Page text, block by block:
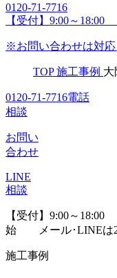
0120-71-7716
【受付】9:00～
※お問い合わせは対
TOP 施工事例
0120-71-7716電話
相談
お問い
合わせ
LINE
相談
【受付】9:00～
始 メール･LINEは
施工事例